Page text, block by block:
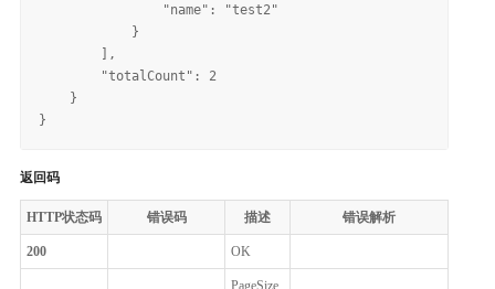
                "name": "test2"
            }
        ],
        "totalCount": 2
    }
返回码
HTTP状态码 错误码 描述 错误解析
200 OK
PageSize